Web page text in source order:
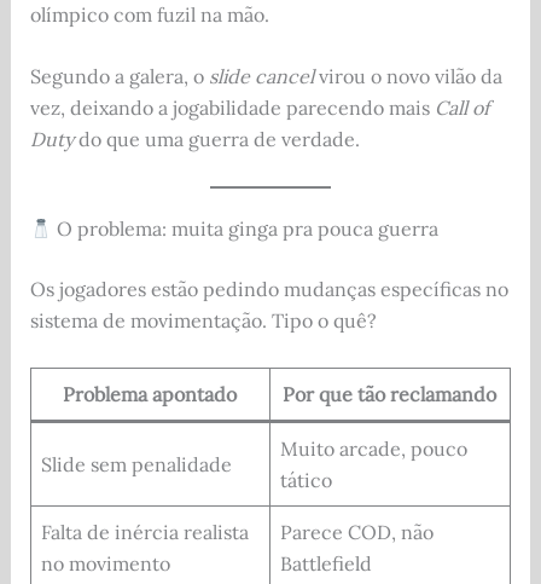
olímpico com fuzil na mão.
Segundo a galera, o slide cancelvirou o novo vilão da
vez, deixando a jogabilidade parecendo mais Call of
Dutydo que uma guerra de verdade.
O problema: muita ginga pra pouca guerra
Os jogadores estão pedindo mudanças específicas no
sistema de movimentação. Tipo o quê?
Problema apontado Por que tão reclamando
Slide sem penalidade
Muito arcade, pouco
tático
Falta de inércia realista
no movimento
Parece COD, não
Battlefield